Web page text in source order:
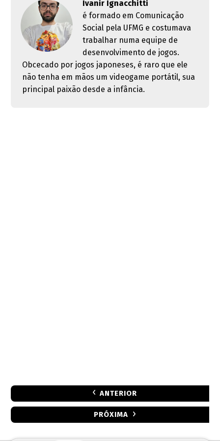
Ivanir Ignacchitti
é formado em Comunicação
Social pela UFMG e costumava
trabalhar numa equipe de
desenvolvimento de jogos.
Obcecado por jogos japoneses, é raro que ele
não tenha em mãos um videogame portátil, sua
principal paixão desde a infância.
ANTERIOR
PRÓXIMA